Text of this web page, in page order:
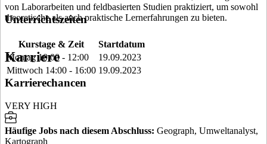
von Laborarbeiten und feldbasierten Studien praktiziert, um sowohl
theoretische als auch praktische Lernerfahrungen zu bieten.
Unterrichtszeiten
Kurstage & Zeit
Startdatum
Montag 10:00 - 12:00
19.09.2023
Mittwoch 14:00 - 16:00 19.09.2023
Karriere
Karrierechancen
VERY HIGH
Häufige Jobs nach diesem Abschluss: Geograph, Umweltanalyst,
Kartograph